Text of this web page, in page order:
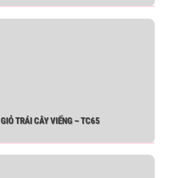
GIỎ TRÁI CÂY VIẾNG – TC65